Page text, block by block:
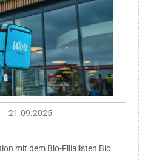
21.09.2025
mit dem Bio-Filialisten Bio